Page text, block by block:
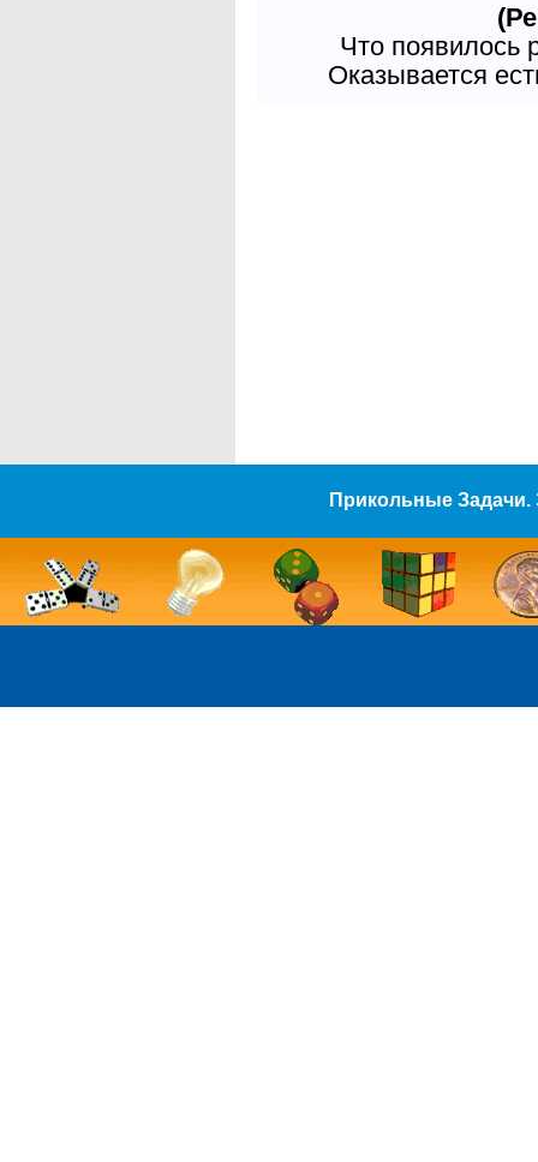
Что появилось
Оказывается
Прикольные Задачи.